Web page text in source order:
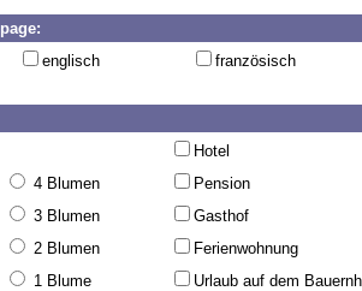
englisch französisch
Hotel
4 Blumen
Pension
3 Blumen
Gasthof
2 Blumen
Ferienwohnung
1 Blume
Urlaub auf dem